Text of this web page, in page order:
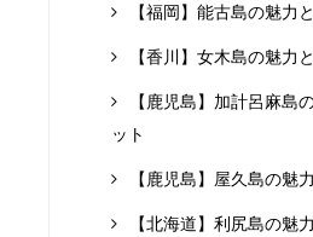
【福岡】能古島の魅力
【香川】女木島の魅力
【鹿児島】加計呂麻島
ット
【鹿児島】屋久島の魅
【北海道】利尻島の魅